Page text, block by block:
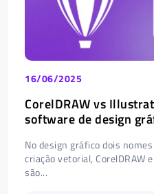
16/06/2025
CorelDRAW vs
software de design
No design gráfico dois
criação vetorial, CorelDRAW
são...